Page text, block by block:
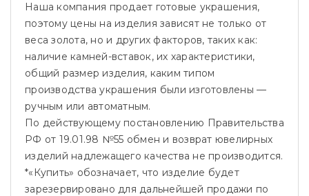
Наша компания продает готовые украшения,
поэтому цены на изделия зависят не только от
веса золота, но и других факторов, таких как:
наличие камней-вставок, их характеристики,
общий размер изделия, каким типом
производства украшения были изготовлены —
ручным или автоматным.
По действующему постановлению Правительства
РФ от 19.01.98 №55 обмен и возврат ювелирных
изделий надлежащего качества не производится.
*«Купить» обозначает, что изделие будет
зарезервировано для дальнейшей продажи по